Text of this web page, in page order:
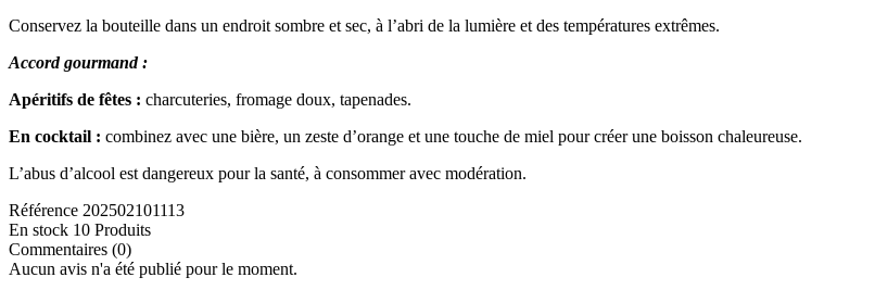
Conservez la bouteille dans un endroit sombre et sec, à l’abri de la lumière et des températures extrêmes.
Accord gourmand :
Apéritifs de fêtes : charcuteries, fromage doux, tapenades.
En cocktail : combinez avec une bière, un zeste d’orange et une touche de miel pour créer une boisson chaleureuse.
L’abus d’alcool est dangereux pour la santé, à consommer avec modération.
Référence 202502101113
En stock 10 Produits
Commentaires (0)
Aucun avis n'a été publié pour le moment.